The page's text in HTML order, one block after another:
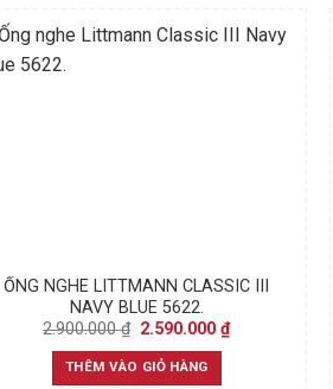
ỐNG NGHE LITTMANN CLASSIC III
NAVY BLUE 5622.
2.900.000₫ Original
was:
2.900.000 ₫.
2.590.000₫Current
price
THÊM VÀO GIỎ HÀNG